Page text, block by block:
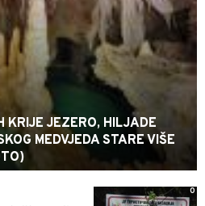
KRIJE JEZERO, HILJADE
MEDVJEDA STARE VIŠE
0